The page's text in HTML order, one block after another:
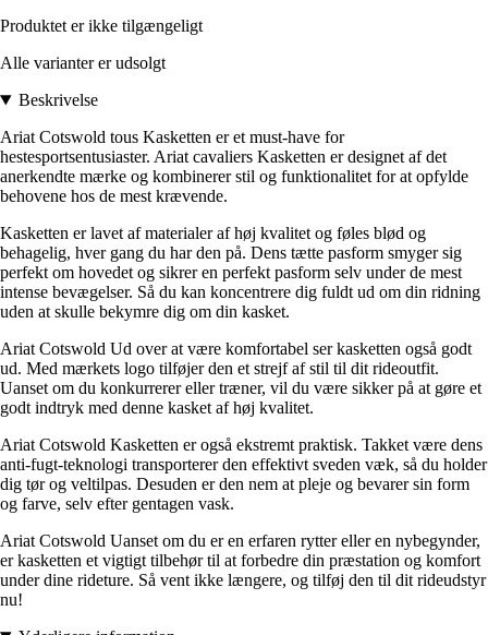
Produktet er ikke tilgængeligt
Alle varianter er udsolgt
Beskrivelse
Ariat Cotswold tous Kasketten er et must-have for
hestesportsentusiaster. Ariat cavaliers Kasketten er designet af det
anerkendte mærke og kombinerer stil og funktionalitet for at opfylde
behovene hos de mest krævende.
Kasketten er lavet af materialer af høj kvalitet og føles blød og
behagelig, hver gang du har den på. Dens tætte pasform smyger sig
perfekt om hovedet og sikrer en perfekt pasform selv under de mest
intense bevægelser. Så du kan koncentrere dig fuldt ud om din ridning
uden at skulle bekymre dig om din kasket.
Ariat Cotswold Ud over at være komfortabel ser kasketten også godt
ud. Med mærkets logo tilføjer den et strejf af stil til dit rideoutfit.
Uanset om du konkurrerer eller træner, vil du være sikker på at gøre et
godt indtryk med denne kasket af høj kvalitet.
Ariat Cotswold Kasketten er også ekstremt praktisk. Takket være dens
anti-fugt-teknologi transporterer den effektivt sveden væk, så du holder
dig tør og veltilpas. Desuden er den nem at pleje og bevarer sin form
og farve, selv efter gentagen vask.
Ariat Cotswold Uanset om du er en erfaren rytter eller en nybegynder,
er kasketten et vigtigt tilbehør til at forbedre din præstation og komfort
under dine rideture. Så vent ikke længere, og tilføj den til dit rideudstyr
nu!